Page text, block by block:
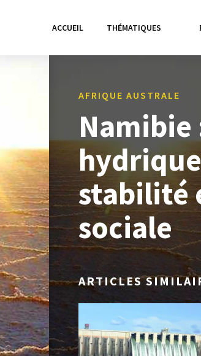
ACCUEIL THÉMATIQUES
AFRIQUE AUSTRALE
Namibie
stabilité
sociale
ARTICLES